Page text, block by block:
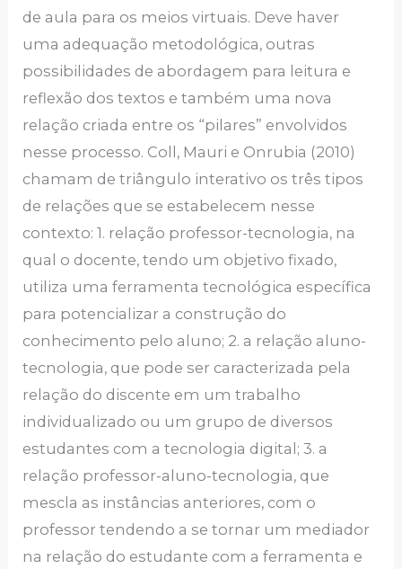
de aula para os meios virtuais. Deve haver
uma adequação metodológica, outras
possibilidades de abordagem para leitura e
reflexão dos textos e também uma nova
relação criada entre os “pilares” envolvidos
nesse processo. Coll, Mauri e Onrubia (2010)
chamam de triângulo interativo os três tipos
de relações que se estabelecem nesse
contexto: 1. relação professor-tecnologia, na
qual o docente, tendo um objetivo fixado,
utiliza uma ferramenta tecnológica específica
para potencializar a construção do
conhecimento pelo aluno; 2. a relação aluno-
tecnologia, que pode ser caracterizada pela
relação do discente em um trabalho
individualizado ou um grupo de diversos
estudantes com a tecnologia digital; 3. a
relação professor-aluno-tecnologia, que
mescla as instâncias anteriores, com o
professor tendendo a se tornar um mediador
na relação do estudante com a ferramenta e